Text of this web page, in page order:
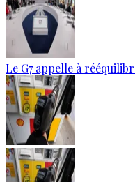
Le G7 appelle à